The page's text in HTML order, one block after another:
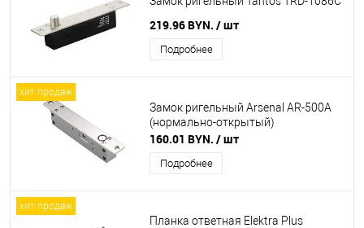
219.96 BYN. / шт
Подробнее
хит продаж
Замок ригельный Arsenal AR-500A
(нормально-открытый)
160.01 BYN. / шт
Подробнее
хит продаж
Планка ответная Elektra Plus